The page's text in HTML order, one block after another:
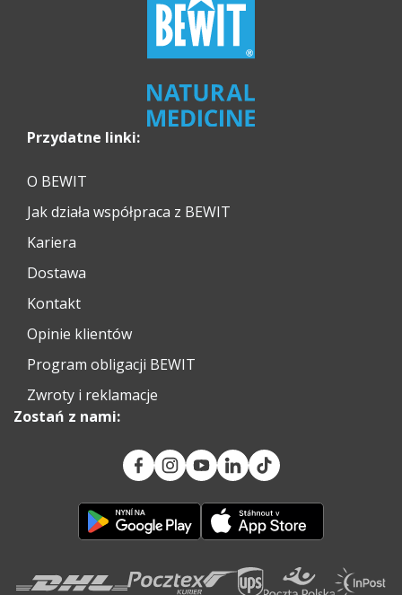
Przydatne linki:
O BEWIT
Jak działa współpraca z BEWIT
Kariera
Dostawa
Kontakt
Opinie klientów
Program obligacji BEWIT
Zwroty i reklamacje
Zostań z nami: